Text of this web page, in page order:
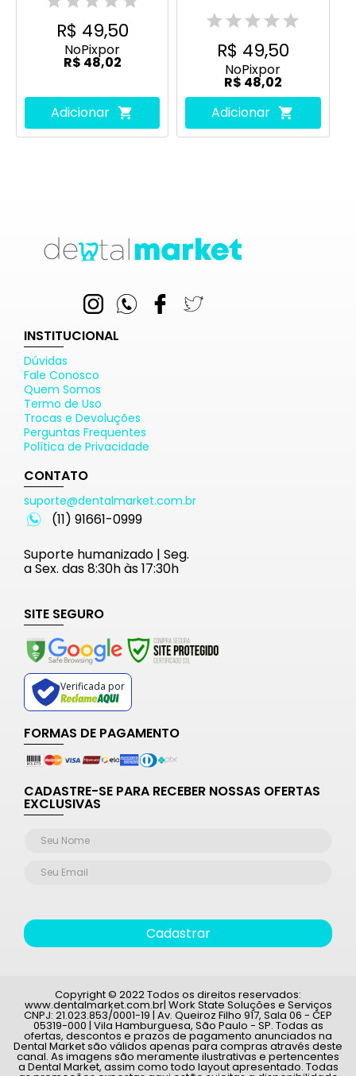
R$ 49,50
NoPixpor
R$ 48,02
Adicionar
R$ 49,50
NoPixpor
R$ 48,02
Adicionar
INSTITUCIONAL
Dúvidas
Fale Conosco
Quem Somos
Termo de Uso
Trocas e Devoluções
Perguntas Frequentes
Política de Privacidade
CONTATO
suporte@dentalmarket.com.br
(11) 91661-0999
Suporte humanizado | Seg.
a Sex. das 8:30h às 17:30h
SITE SEGURO
Verificada por
FORMAS DE PAGAMENTO
CADASTRE-SE PARA RECEBER NOSSAS OFERTAS
EXCLUSIVAS
Cadastrar
Copyright © 2022 Todos os direitos reservados:
www.dentalmarket.com.br| Work State Soluções e Serviços
CNPJ: 21.023.853/0001-19 | Av. Queiroz Filho 917, Sala 06 - CEP
05319-000 | Vila Hamburguesa, São Paulo - SP. Todas as
ofertas, descontos e prazos de pagamento anunciados na
Dental Market são válidos apenas para compras através deste
canal. As imagens são meramente ilustrativas e pertencentes
a Dental Market, assim como todo layout apresentado. Todas